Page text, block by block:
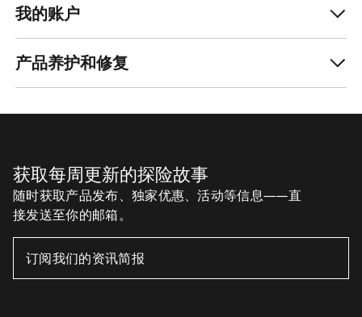
我的账户
产品养护和修复
获取每周更新的探险故事
随时获取产品发布、独家优惠、活动等信息——直
接发送至你的邮箱。